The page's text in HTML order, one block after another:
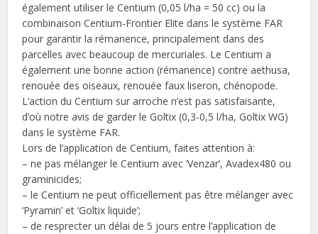
également utiliser le Centium (0,05 l/ha = 50 cc) ou la
combinaison Centium-Frontier Elite dans le système FAR
pour garantir la rémanence, principalement dans des
parcelles avec beaucoup de mercuriales. Le Centium a
également une bonne action (rémanence) contre aethusa,
renouée des oiseaux, renouée faux liseron, chénopode.
L’action du Centium sur arroche n’est pas satisfaisante,
d’où notre avis de garder le Goltix (0,3-0,5 l/ha, Goltix WG)
dans le système FAR.
Lors de l’application de Centium, faites attention à:
– ne pas mélanger le Centium avec ‘Venzar’, Avadex480 ou
graminicides;
– le Centium ne peut officiellement pas être mélanger avec
‘Pyramin’ et ‘Goltix liquide’;
– de resprecter un délai de 5 jours entre l’application de